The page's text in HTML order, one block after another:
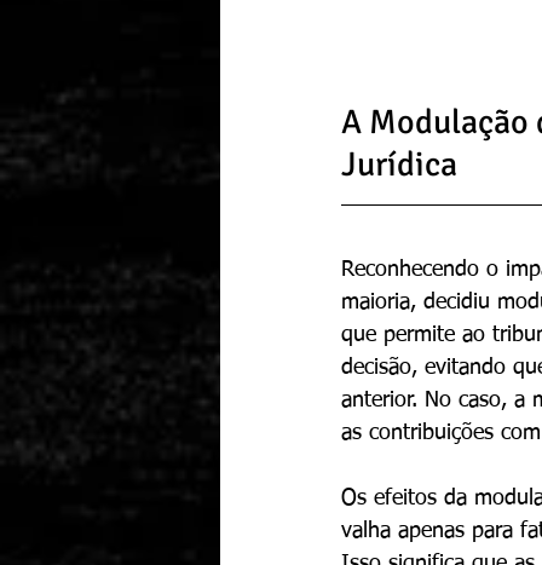
A Modulação
Jurídica
Reconhecendo o
maioria, decidiu
que permite ao
decisão, evitando
anterior. No caso, a
as contribuições
Os efeitos da
valha apenas para